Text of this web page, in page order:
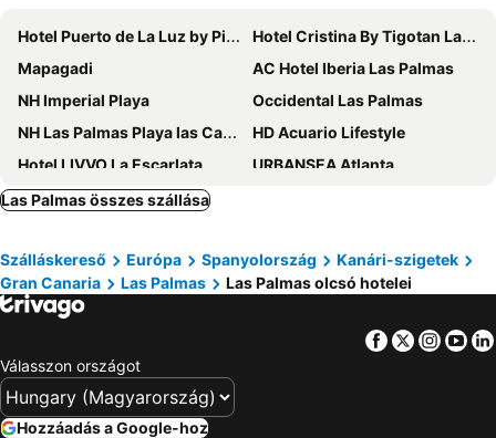
Hotel Puerto de La Luz by Pierre & Vacances
Hotel Cristina By Tigotan Las Palmas - Adults Only +16
Mapagadi
AC Hotel Iberia Las Palmas
NH Imperial Playa
Occidental Las Palmas
NH Las Palmas Playa las Canteras
HD Acuario Lifestyle
Hotel LIVVO La Escarlata
URBANSEA Atlanta
Sercotel Parque Las Palmas
Hotel LIVVO Fataga
Sercotel Playa Canteras
Hotel LIVVO Lumm
URBANSEA BEX
Hotel Concorde
AC Hotel Gran Canaria
Santa Catalina, a Royal Hideaway Hotel
Hotel Catalina
Hotel Verol
Las Palmas összes szállása
Szálláskereső Európa Spanyolország
Kanári-szigetek
Gran Canaria
Las Palmas Las Palmas olcsó hotelei
Facebook
Twitter
Válasszon országot
Hozzáadás a Google-hoz